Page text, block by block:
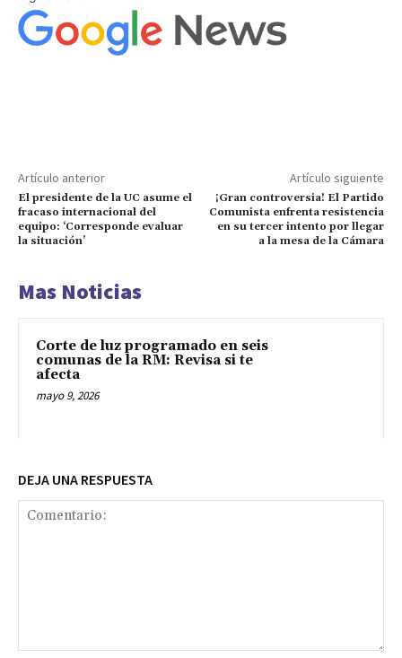
Artículo anterior
El presidente de la UC asume el
fracaso internacional del
equipo: ‘Corresponde evaluar
la situación’
Artículo siguiente
¡Gran controversia! El Partido
Comunista enfrenta resistencia
en su tercer intento por llegar
a la mesa de la Cámara
Mas Noticias
Corte de luz programado en seis
comunas de la RM: Revisa si te
afecta
mayo 9, 2026
DEJA UNA RESPUESTA